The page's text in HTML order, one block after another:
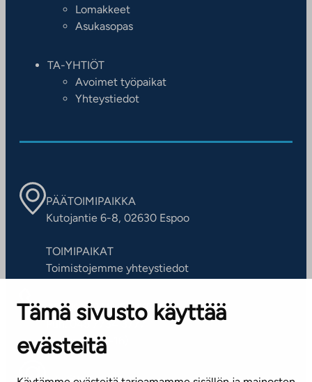
Tämä sivusto käyttää
evästeitä
Lomakkeet
Asukasopas
TA-YHTIÖT
Avoimet työpaikat
Yhteystiedot
PÄÄTOIMIPAIKKA
Kutojantie 6-8, 02630 Espoo
TOIMIPAIKAT
Toimistojemme yhteystiedot
ASIAKASPALVELUKESKUS
Puh. 045 7734 3777
(arkisin klo 8-16)